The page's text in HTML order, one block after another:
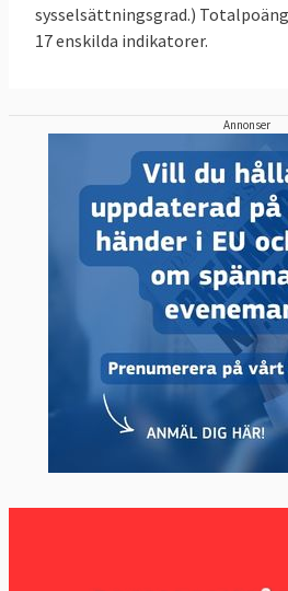
sysselsättningsgrad.)
17 enskilda indikatorer.
Annonser